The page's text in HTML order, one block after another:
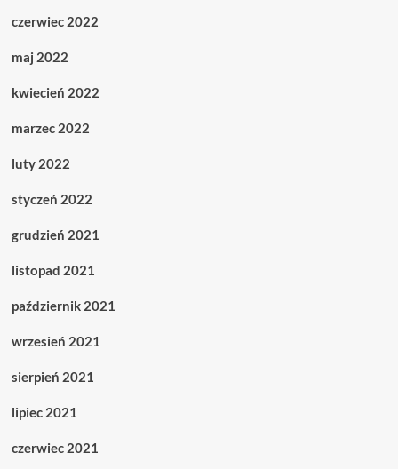
czerwiec 2022
maj 2022
kwiecień 2022
marzec 2022
luty 2022
styczeń 2022
grudzień 2021
listopad 2021
październik 2021
wrzesień 2021
sierpień 2021
lipiec 2021
czerwiec 2021